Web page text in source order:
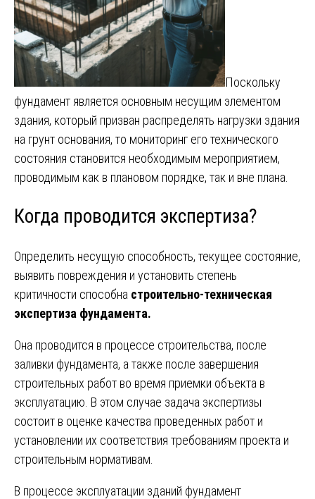
Поскольку
фундамент является основным несущим элементом
здания, который призван распределять нагрузки здания
на грунт основания, то мониторинг его технического
состояния становится необходимым мероприятием,
проводимым как в плановом порядке, так и вне плана.
Когда проводится экспертиза?
Определить несущую способность, текущее состояние,
выявить повреждения и установить степень
критичности способна строительно-техническая
экспертиза фундамента.
Она проводится в процессе строительства, после
заливки фундамента, а также после завершения
строительных работ во время приемки объекта в
эксплуатацию. В этом случае задача экспертизы
состоит в оценке качества проведенных работ и
установлении их соответствия требованиям проекта и
строительным нормативам.
В процессе эксплуатации зданий фундамент